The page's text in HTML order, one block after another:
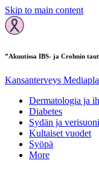
Skip to main content
”Akuutissa IBS- ja Crohnin
Kansanterveys
Dermatologia ja
Diabetes
Sydän ja
Kultaiset vuodet
Syöpä
More